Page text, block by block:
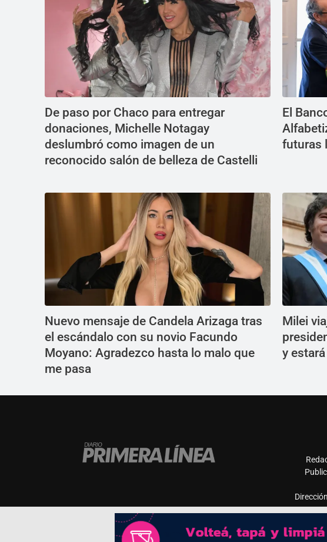
De paso por Chaco para entregar
donaciones, Michelle Notagay
deslumbró como imagen de un
reconocido salón de belleza de Castelli
El
futuras
Nuevo mensaje de Candela Arizaga tras
el escándalo con su novio Facundo
Moyano: Agradezco hasta lo malo que
me pasa
Milei
y